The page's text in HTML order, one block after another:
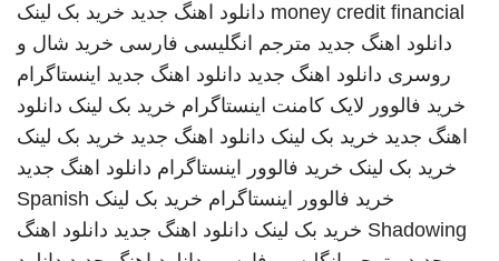
money credit financial دانلود اهنگ جدید خرید بک لینک
دانلود اهنگ جدید مترجم انگلیسی فارسی خرید شال و
روسری دانلود اهنگ جدید دانلود اهنگ جدید اینستاگرام
خرید فالوور لایک کامنت اینستاگرام خرید بک لینک دانلود
اهنگ جدید خرید بک لینک دانلود اهنگ جدید خرید بک لینک
خرید بک لینک خرید فالوور اینستاگرام دانلود اهنگ جدید
خرید فالوور اینستاگرام خرید بک لینک Spanish
Shadowing خرید بک لینک دانلود اهنگ جدید دانلود اهنگ